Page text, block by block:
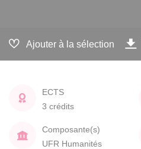
Ajouter à la sélection
ECTS
3 crédits
Composante(s)
UFR Humanités